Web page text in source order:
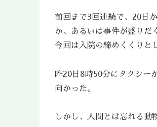
前回まで3回連続で、20日
か、あるいは事件が盛りだ
今回は入院の締めくくりと
昨20日8時50分にタクシー
向かった。
しかし、人間とは忘れる動